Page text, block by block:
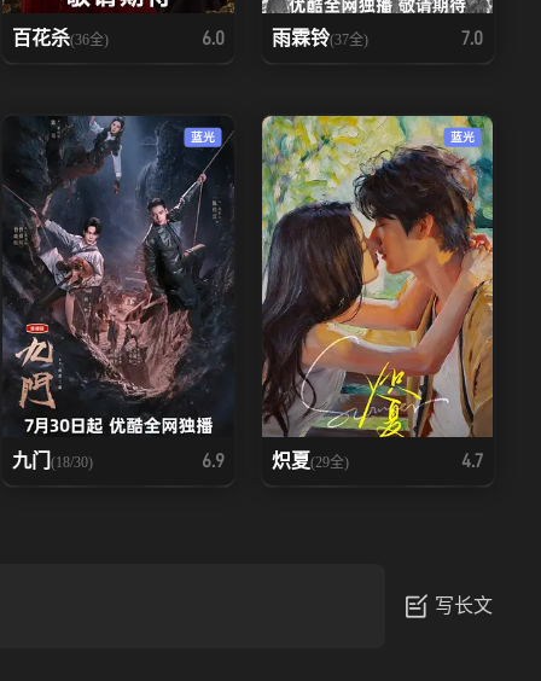
百花杀(36全) 6.0 雨霖铃(37全) 7.0
蓝光
九门 (18/30) 6.9
蓝光
炽夏(29全) 4.7
写长文